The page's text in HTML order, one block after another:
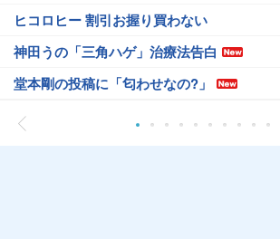
ヒコロヒー 割引お握り買わない
神田うの「三角ハゲ」治療法告白
堂本剛の投稿に「匂わせなの?」